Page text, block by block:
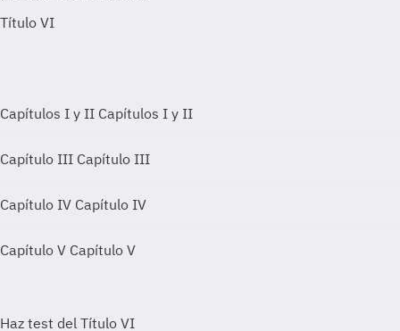
Capítulos I y II Capítulos I y II
Capítulo III Capítulo III
Capítulo IV Capítulo IV
Capítulo V Capítulo V